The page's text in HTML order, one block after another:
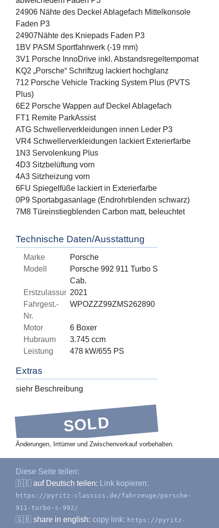
24906 Nähte des Deckel Ablagefach Mittelkonsole
Faden P3
24907Nähte des Kniepads Faden P3
1BV PASM Sportfahrwerk (-19 mm)
3V1 Porsche InnoDrive inkl. Abstandsregeltempomat
KQ2 „Porsche“ Schriftzug lackiert hochglanz
712 Porsche Vehicle Tracking System Plus (PVTS
Plus)
6E2 Porsche Wappen auf Deckel Ablagefach
FT1 Remite ParkAssist
ATG Schwellerverkleidungen innen Leder P3
VR4 Schwellerverkleidungen lackiert Exterierfarbe
1N3 Servolenkung Plus
4D3 Sitzbelüftung vorn
4A3 Sitzheizung vorn
6FU Spiegelfüße lackiert in Exterierfarbe
0P9 Sportabgasanlage (Endrohrblenden schwarz)
7M8 Türeinstiegblenden Carbon matt, beleuchtet
Technische Daten/Ausstattung
Marke
Porsche
Modell
Porsche 992 911 Turbo S
Cab.
Erstzulassung2021
Fahrgest.-
Nr.
WPOZZZ99ZMS262890
Motor
6 Boxer
Hubraum
3.745 ccm
Leistung
478 kW/655 PS
Extras
siehr Beschreibung
SOLD
Änderungen, Irrtümer und Zwischenverkauf vorbehalten.
Diese Seite teilen:
🇩🇪 auf Deutsch teilen: Link kopieren:
https://pyritz-classics.de/fahrzeuge/porsche-
911-turbo-s-992/
🇬🇧 share in english: copy link: https://pyritz-